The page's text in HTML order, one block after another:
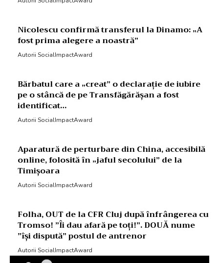
Nicolescu confirmă transferul la Dinamo: „A
fost prima alegere a noastră”
Autorii SocialImpactAward
Bărbatul care a „creat” o declarație de iubire
pe o stâncă de pe Transfăgărășan a fost
identificat…
Autorii SocialImpactAward
Aparatură de perturbare din China, accesibilă
online, folosită în „jaful secolului” de la
Timișoara
Autorii SocialImpactAward
Folha, OUT de la CFR Cluj după înfrângerea cu
Tromso! ”Îi dau afară pe toți!”. DOUĂ nume
”își dispută” postul de antrenor
Autorii SocialImpactAward